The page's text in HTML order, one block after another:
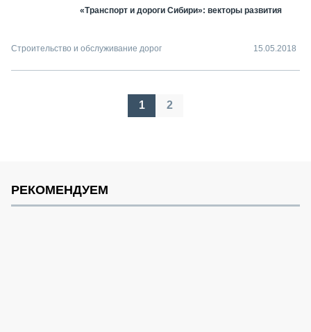
«Транспорт и дороги Сибири»: векторы развития
Строительство и обслуживание дорог 15.05.2018
1 2
РЕКОМЕНДУЕМ